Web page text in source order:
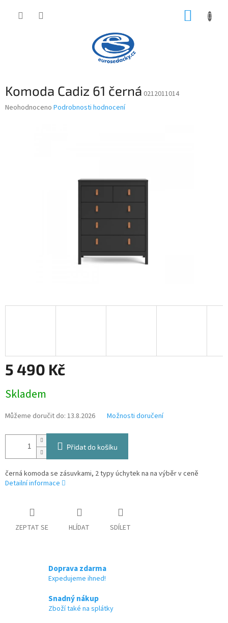
Komoda Cadiz 61 černá 0212011014
Průměrné
Neohodnoceno Podrobnosti hodnocení
5 490 Kč
cena:
Skladem
Můžeme doručit do: 13.8.2026 Možnosti doručení
Přidat do košíku
černá komoda se zásuvkami, 2 typy úchytek na na výběr v ceně
Detailní informace
ZEPTAT SE HLÍDAT SDÍLET
Doprava zdarma
Expedujeme ihned!
Snadný nákup
Zboží také na splátky